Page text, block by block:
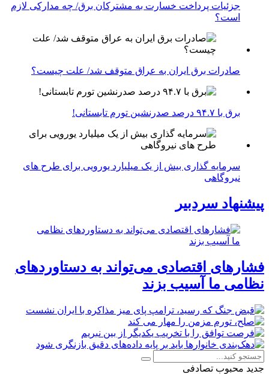
جزئیات پرداخت خسارت به مشترکان برق/ چه مدارکی لازم
است؟
صادرات برق ایران به عراق متوقف شد/ علت چیست؟
برق با ۹۴.۷ درصد صدرنشین تورم تابستانی!
سرمایه گذاری بیش از یک میلیارد یورویی برای طرح های
نیروگاهی
پیشنهاد سردبیر
فشارهای اقتصادی می‌تواند به دستاوردهای
نظامی ما آسیب بزند
جدید محبوب تصادفی